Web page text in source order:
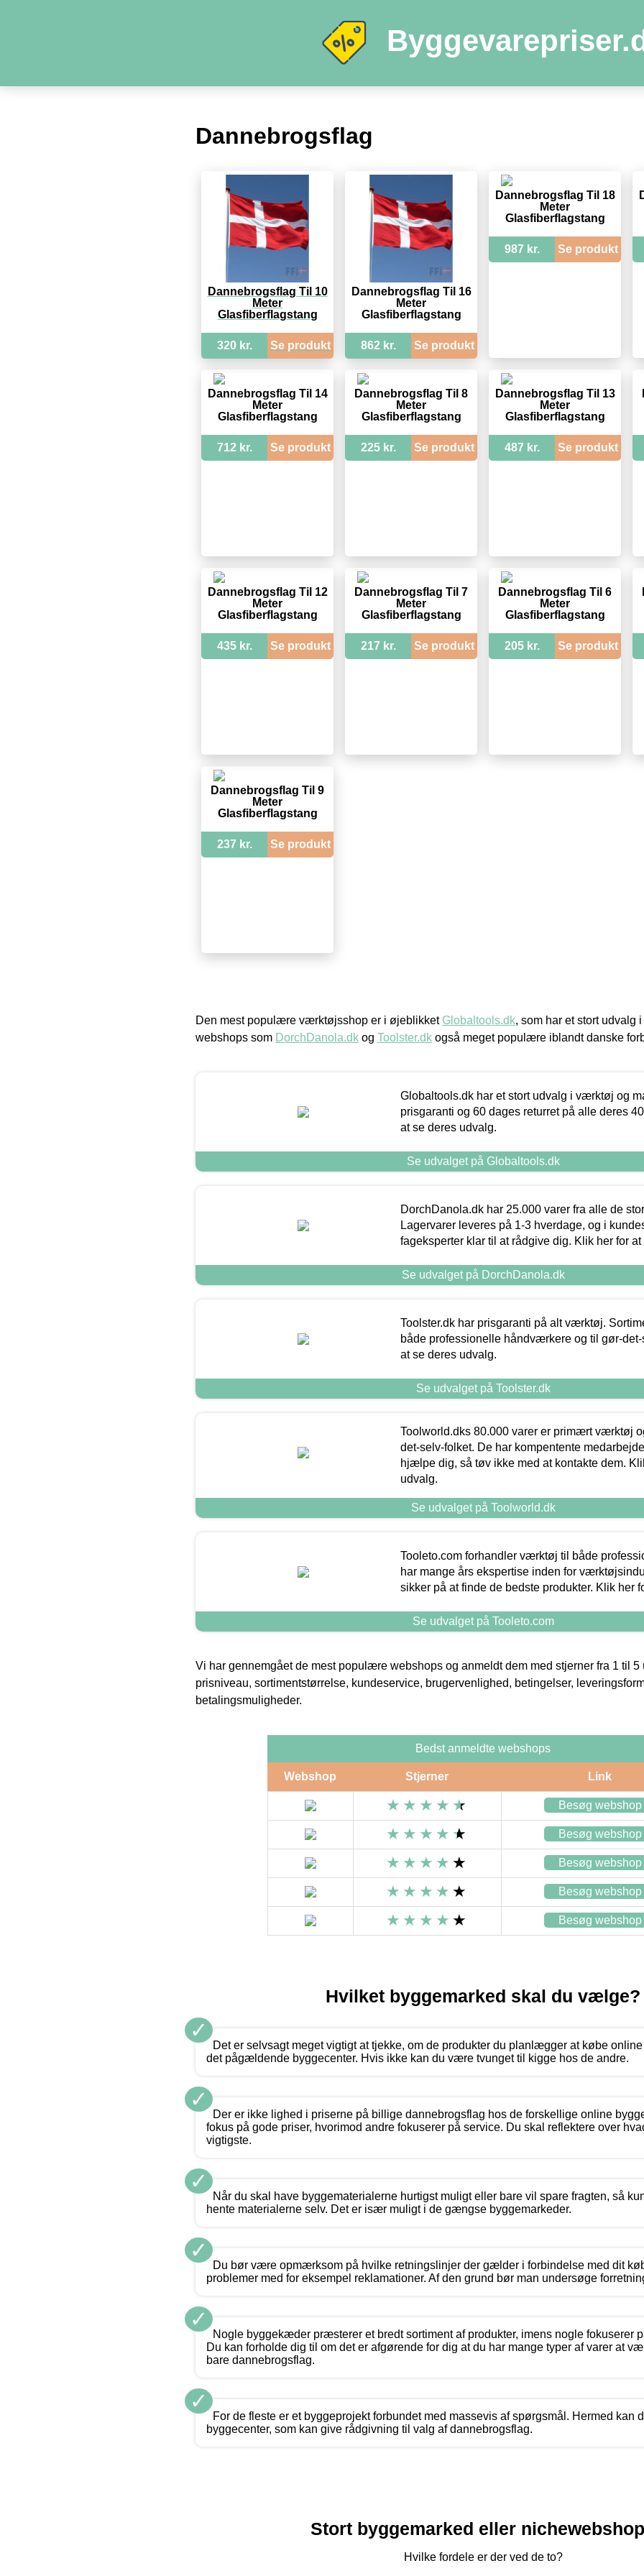
Dannebrogsflag
Dannebrogsflag Til 10
Meter
Glasfiberflagstang
320 kr. Se produkt
Dannebrogsflag Til 16
Meter
Glasfiberflagstang
862 kr. Se produkt
Dannebrogsflag Til 18
Meter
Glasfiberflagstang
987 kr. Se produkt
Dannebrogsflag Til 14
Meter
Glasfiberflagstang
712 kr. Se produkt
Dannebrogsflag Til 8
Meter
Glasfiberflagstang
225 kr. Se produkt
Dannebrogsflag Til 13
Meter
Glasfiberflagstang
487 kr. Se produkt
Dannebrogsflag Til 12
Meter
Glasfiberflagstang
435 kr. Se produkt
Dannebrogsflag Til 7
Meter
Glasfiberflagstang
217 kr. Se produkt
Dannebrogsflag Til 6
Meter
Glasfiberflagstang
205 kr. Se produkt
Dannebrogsflag Til 9
Meter
Glasfiberflagstang
237 kr. Se produkt
Den mest populære værktøjsshop er i øjeblikket Globaltools.dk, som har et stort udvalg
webshops som DorchDanola.dk og Toolster.dk også meget populære iblandt danske
Globaltools.dk har et stort udvalg i værktøj og
prisgaranti og 60 dages returret på alle deres
at se deres udvalg.
Se udvalget på Globaltools.dk
DorchDanola.dk har 25.000 varer fra alle de
Lagervarer leveres på 1-3 hverdage, og i
fageksperter klar til at rådgive dig. Klik her for
Se udvalget på DorchDanola.dk
Toolster.dk har prisgaranti på alt værktøj.
både professionelle håndværkere og til gør-
at se deres udvalg.
Se udvalget på Toolster.dk
Toolworld.dks 80.000 varer er primært værktøj
det-selv-folket. De har kompentente
hjælpe dig, så tøv ikke med at kontakte dem.
udvalg.
Se udvalget på Toolworld.dk
Tooleto.com forhandler værktøj til både
har mange års ekspertise inden for
sikker på at finde de bedste produkter. Klik her
Se udvalget på Tooleto.com
Vi har gennemgået de mest populære webshops og anmeldt dem med stjerner fra 1 til 5
prisniveau, sortimentstørrelse, kundeservice, brugervenlighed, betingelser,
betalingsmuligheder.
Bedst anmeldte webshops
Webshop Stjerner Link
Besøg webshop
Besøg webshop
Besøg webshop
Besøg webshop
Besøg webshop
Hvilket byggemarked skal du vælge?
✓
Det er selvsagt meget vigtigt at tjekke, om de produkter du planlægger at købe
det pågældende byggecenter. Hvis ikke kan du være tvunget til kigge hos de andre.
✓
Der er ikke lighed i priserne på billige dannebrogsflag hos de forskellige online
fokus på gode priser, hvorimod andre fokuserer på service. Du skal reflektere over
vigtigste.
✓
Når du skal have byggematerialerne hurtigst muligt eller bare vil spare fragten, så
hente materialerne selv. Det er især muligt i de gængse byggemarkeder.
✓
Du bør være opmærksom på hvilke retningslinjer der gælder i forbindelse med dit
problemer med for eksempel reklamationer. Af den grund bør man undersøge
✓
Nogle byggekæder præsterer et bredt sortiment af produkter, imens nogle fokuserer
Du kan forholde dig til om det er afgørende for dig at du har mange typer af varer at
bare dannebrogsflag.
✓
For de fleste er et byggeprojekt forbundet med massevis af spørgsmål. Hermed kan
byggecenter, som kan give rådgivning til valg af dannebrogsflag.
Stort byggemarked eller
Hvilke fordele er der ved de to?